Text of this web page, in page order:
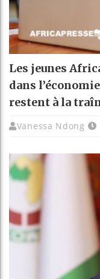
Les jeunes
dans
restent à la
Vanessa Ndong